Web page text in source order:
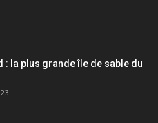
: la plus grande île de sable du